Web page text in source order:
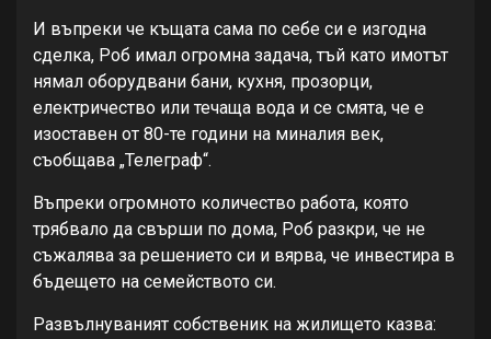
И въпреки че къщата сама по себе си e изгодна
сделка, Роб имал огромна задача, тъй като имотът
нямал оборудвани бани, кухня, прозорци,
електричество или течаща вода и се смята, че е
изоставен от 80-те години на миналия век,
съобщава „Телеграф“.
Въпреки огромното количество работа, която
трябвало да свърши по дома, Роб разкри, че не
съжалява за решението си и вярва, че инвестира в
бъдещето на семейството си.
Развълнуваният собственик на жилището казва: